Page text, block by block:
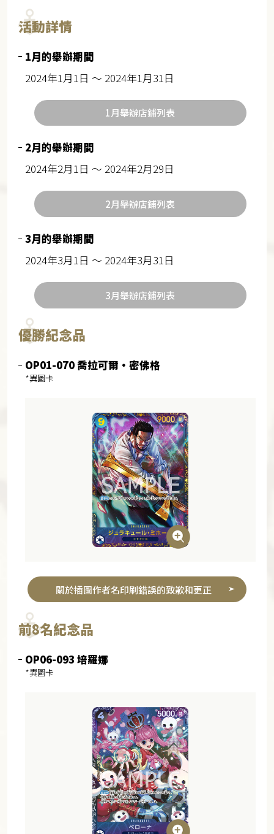
活動詳情
1月的舉辦期間
2024年1月1日 ～ 2024年1月31日
1月舉辦店鋪列表
2月的舉辦期間
2024年2月1日 ～ 2024年2月29日
2月舉辦店鋪列表
3月的舉辦期間
2024年3月1日 ～ 2024年3月31日
3月舉辦店鋪列表
優勝紀念品
OP01-070 喬拉可爾・密佛格
*異圖卡
關於插圖作者名印刷錯誤的致歉和更正
前8名紀念品
OP06-093 培羅娜
*異圖卡